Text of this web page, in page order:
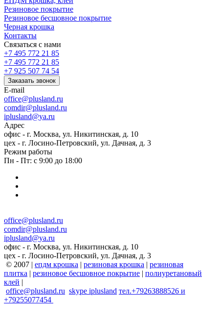
Резиновое покрытие
Резиновое бесшовное покрытие
Черная крошка
Контакты
Связаться с нами
+7 495 772 21 85
+7 495 772 21 85
+7 925 507 74 54
Заказать звонок
E-mail
office@plusland.ru
comdir@plusland.ru
iplusland@ya.ru
Адрес
офис - г. Москва, ул. Никитинская, д. 10
цех - г. Лосино-Петровский, ул. Дачная, д. 3
Режим работы
Пн - Пт: с 9:00 до 18:00
office@plusland.ru
comdir@plusland.ru
iplusland@ya.ru
офис - г. Москва, ул. Никитинская, д. 10
цех - г. Лосино-Петровский, ул. Дачная, д. 3
© 2007 | епдм крошка | резиновая крошка | резиновая
плитка | резиновое бесшовное покрытие | полиуретановый
клей |
office@plusland.ru skype iplusland тел.+79263888526 и
+79255077454